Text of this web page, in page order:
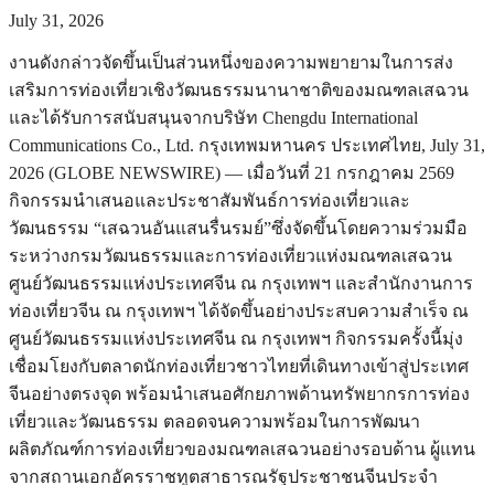
July 31, 2026
งานดังกล่าวจัดขึ้นเป็นส่วนหนึ่งของความพยายามในการส่ง
เสริมการท่องเที่ยวเชิงวัฒนธรรมนานาชาติของมณฑลเสฉวน
และได้รับการสนับสนุนจากบริษัท Chengdu International
Communications Co., Ltd. กรุงเทพมหานคร ประเทศไทย, July 31,
2026 (GLOBE NEWSWIRE) — เมื่อวันที่ 21 กรกฎาคม 2569
กิจกรรมนำเสนอและประชาสัมพันธ์การท่องเที่ยวและ
วัฒนธรรม “เสฉวนอันแสนรื่นรมย์”ซึ่งจัดขึ้นโดยความร่วมมือ
ระหว่างกรมวัฒนธรรมและการท่องเที่ยวแห่งมณฑลเสฉวน
ศูนย์วัฒนธรรมแห่งประเทศจีน ณ กรุงเทพฯ และสำนักงานการ
ท่องเที่ยวจีน ณ กรุงเทพฯ ได้จัดขึ้นอย่างประสบความสำเร็จ ณ
ศูนย์วัฒนธรรมแห่งประเทศจีน ณ กรุงเทพฯ กิจกรรมครั้งนี้มุ่ง
เชื่อมโยงกับตลาดนักท่องเที่ยวชาวไทยที่เดินทางเข้าสู่ประเทศ
จีนอย่างตรงจุด พร้อมนำเสนอศักยภาพด้านทรัพยากรการท่อง
เที่ยวและวัฒนธรรม ตลอดจนความพร้อมในการพัฒนา
ผลิตภัณฑ์การท่องเที่ยวของมณฑลเสฉวนอย่างรอบด้าน ผู้แทน
จากสถานเอกอัครราชทูตสาธารณรัฐประชาชนจีนประจำ